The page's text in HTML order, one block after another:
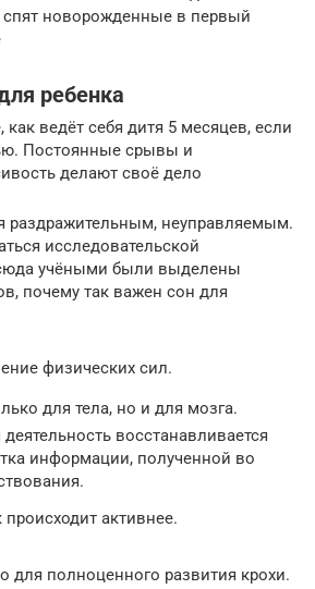
спят новорожденные в первый
ребенка
ведёт себя дитя 5 месяцев, если
Постоянные срывы и
делают своё дело
раздражительным, неуправляемым.
исследовательской
учёными были выделены
почему так важен сон для
физических сил.
для тела, но и для мозга.
восстанавливается
информации, полученной во
происходит активнее.
для полноценного развития крохи.